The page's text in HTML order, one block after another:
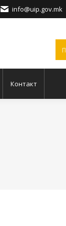
info@uip.gov.mk
Контакт